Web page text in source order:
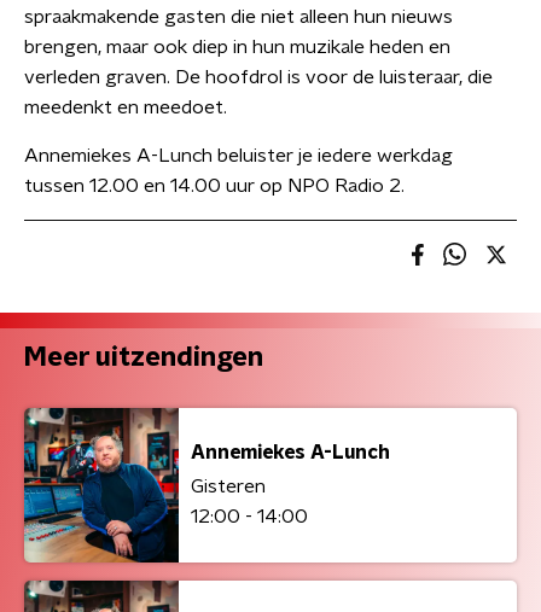
spraakmakende gasten die niet alleen hun nieuws
brengen, maar ook diep in hun muzikale heden en
verleden graven. De hoofdrol is voor de luisteraar, die
meedenkt en meedoet.
Annemiekes A-Lunch beluister je iedere werkdag
tussen 12.00 en 14.00 uur op NPO Radio 2.
Meer uitzendingen
Annemiekes A-Lunch
Gisteren
12:00 - 14:00